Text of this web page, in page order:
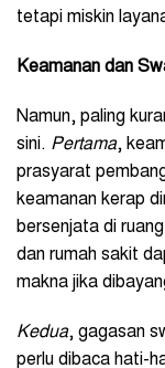
tetapi miskin
Keamanan dan
Namun, paling
sini. Pertama,
prasyarat
keamanan kerap
bersenjata di
dan rumah sakit
makna jika
Kedua, gagasan
perlu dibaca hati-